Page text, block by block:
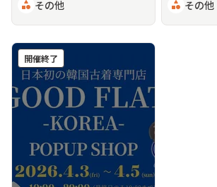
category その他
category その他
開催終了